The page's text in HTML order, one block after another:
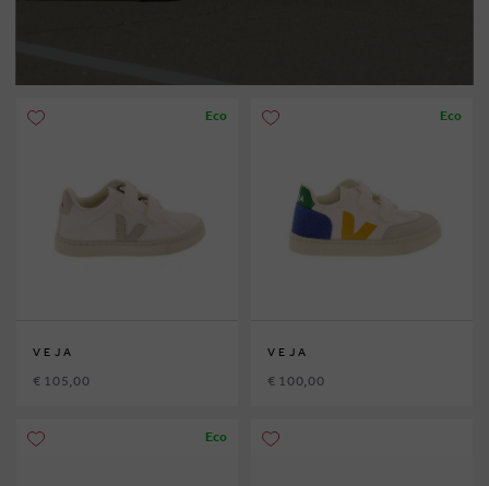
Eco
VEJA
€ 105,00
Eco
VEJA
€ 100,00
Eco